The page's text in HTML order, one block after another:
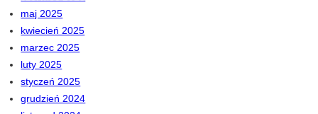
maj 2025
kwiecień 2025
marzec 2025
luty 2025
styczeń 2025
grudzień 2024